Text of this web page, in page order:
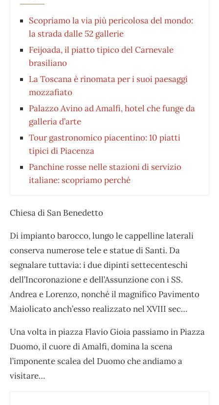
Scopriamo la via più pericolosa del mondo:
la strada dalle 52 gallerie
Feijoada, il piatto tipico del Carnevale
brasiliano
La Toscana è rinomata per i suoi paesaggi
mozzafiato
Palazzo Avino ad Amalfi, hotel che funge da
galleria d’arte
Tour gastronomico piacentino: 10 piatti
tipici di Piacenza
Panchine rosse nelle stazioni di servizio
italiane: scopriamo perché
Chiesa di San Benedetto
Di impianto barocco, lungo le cappelline laterali
conserva numerose tele e statue di Santi. Da
segnalare tuttavia: i due dipinti settecenteschi
dell’Incoronazione e dell’Assunzione con i SS.
Andrea e Lorenzo, nonché il magnifico Pavimento
Maiolicato anch’esso realizzato nel XVIII sec…
Una volta in piazza Flavio Gioia passiamo in Piazza
Duomo, il cuore di Amalfi, domina la scena
l’imponente scalea del Duomo che andiamo a
visitare…